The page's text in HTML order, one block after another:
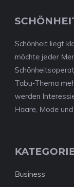
Schönheit liegt
möchte jeder
Tabu-Thema
werden
Haare, Mode
Business